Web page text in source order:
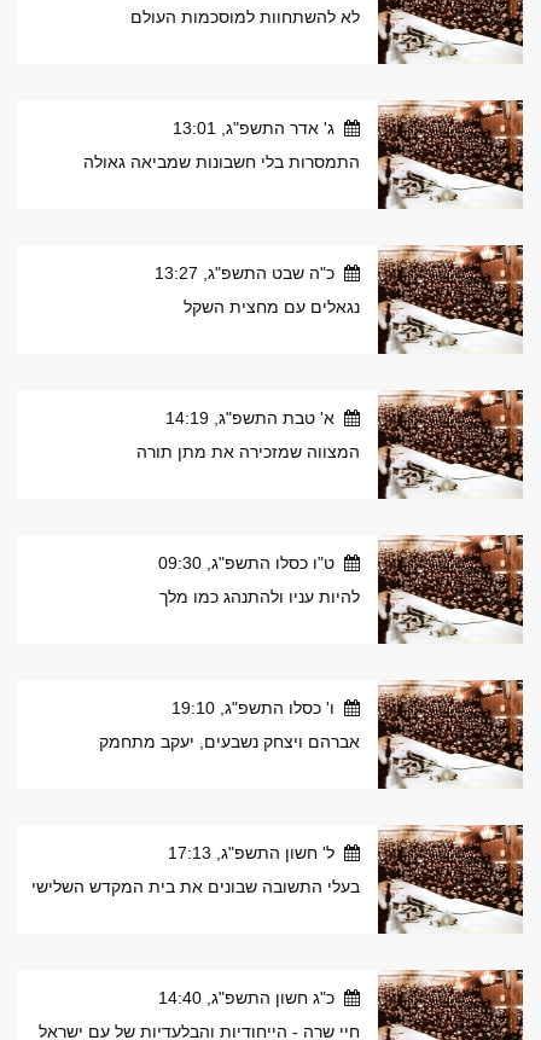
לא להשתחוות למוסכמות העולם
ג' אדר התשפ"ג, 13:01
התמסרות בלי חשבונות שמביאה גאולה
כ"ה שבט התשפ"ג, 13:27
נגאלים עם מחצית השקל
א' טבת התשפ"ג, 14:19
המצווה שמזכירה את מתן תורה
ט"ו כסלו התשפ"ג, 09:30
להיות עניו ולהתנהג כמו מלך
ו' כסלו התשפ"ג, 19:10
אברהם ויצחק נשבעים, יעקב מתחמק
ל' חשון התשפ"ג, 17:13
בעלי התשובה שבונים את בית המקדש השלישי
כ"ג חשון התשפ"ג, 14:40
חיי שרה - הייחודיות והבלעדיות של עם ישראל